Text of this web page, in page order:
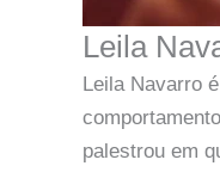
Leila
Leila Navarro
palestrou em